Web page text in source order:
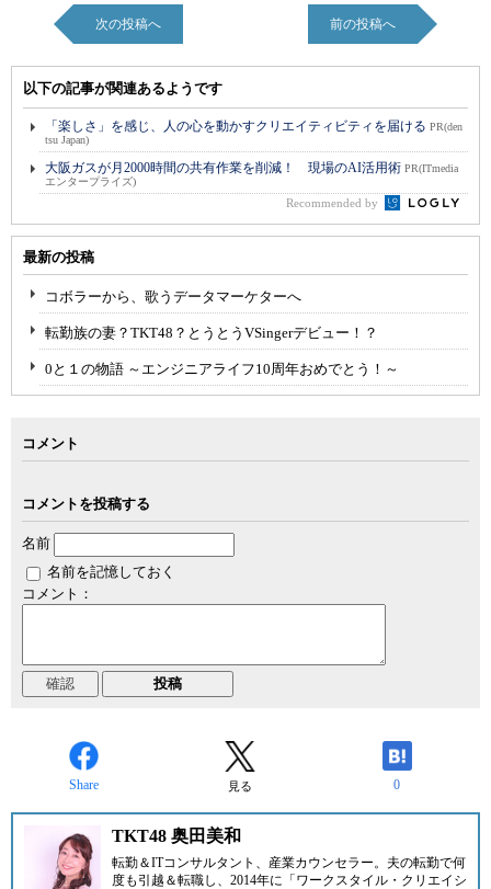
次の投稿へ 前の投稿へ
以下の記事が関連あるようです
「楽しさ」を感じ、人の心を動かすクリエイティビティを届ける PR(den
tsu Japan)
大阪ガスが月2000時間の共有作業を削減！ 現場のAI活用術 PR(ITmedia
エンタープライズ)
Recommended by
最新の投稿
コボラーから、歌うデータマーケターへ
転勤族の妻？TKT48？とうとうVSingerデビュー！？
0と１の物語 ～エンジニアライフ10周年おめでとう！～
コメント
コメントを投稿する
名前
名前を記憶しておく
コメント：
Share 見る 0
TKT48 奥田美和
転勤＆ITコンサルタント、産業カウンセラー。夫の転勤で何
度も引越＆転職し、2014年に「 ワークスタイル・クリエイシ